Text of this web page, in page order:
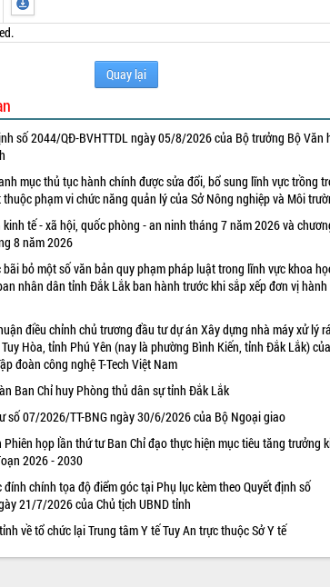
Quay lại
số 2044/QĐ-BVHTTDL ngày 05/8/2026 của Bộ trưởng Bộ Văn
mục thủ tục hành chính được sửa đổi, bổ sung lĩnh vực trồng
phạm vi chức năng quản lý của Sở Nông nghiệp và Môi
tế - xã hội, quốc phòng - an ninh tháng 7 năm 2026 và
8 năm 2026
bãi bỏ một số văn bản quy phạm pháp luật trong lĩnh vực khoa
nhân dân tỉnh Đắk Lắk ban hành trước khi sắp xếp đơn vị hành
điều chỉnh chủ trương đầu tư dự án Xây dựng nhà máy xử lý
Hòa, tỉnh Phú Yên (nay là phường Bình Kiến, tỉnh Đắk Lắk) của
đoàn công nghệ T-Tech Việt Nam
Ban Chỉ huy Phòng thủ dân sự tỉnh Đắk Lắk
số 07/2026/TT-BNG ngày 30/6/2026 của Bộ Ngoại giao
Phiên họp lần thứ tư Ban Chỉ đạo thực hiện mục tiêu tăng trưởng
2026 - 2030
đính chính tọa độ điểm góc tại Phụ lục kèm theo Quyết định số
21/7/2026 của Chủ tịch UBND tỉnh
về tổ chức lại Trung tâm Y tế Tuy An trực thuộc Sở Y tế